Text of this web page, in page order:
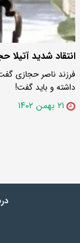
انتقاد شدید آتیلا
فرزند ناصر حجازی
داشته و باید گفت!
۲۱ بهمن ۱۴۰۲